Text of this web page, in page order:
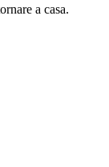
a casa.